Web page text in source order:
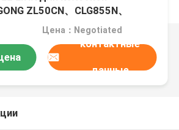
ZL50CN、CLG855N、
CLG870H、CLG888
Цена：Negotiated
контактные
данные